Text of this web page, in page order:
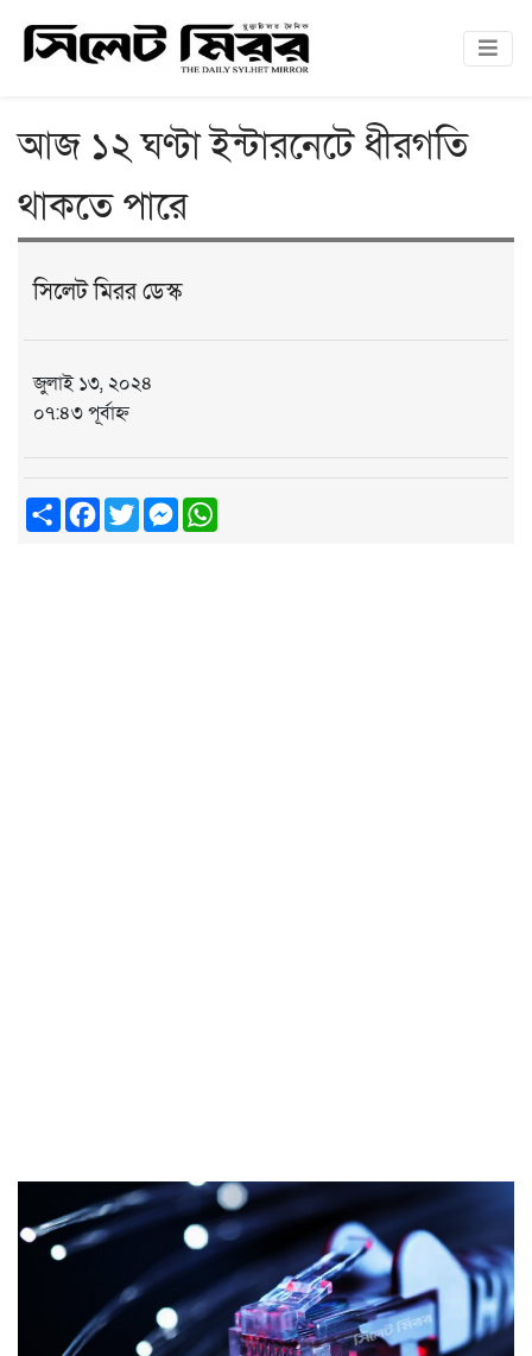
আজ ১২ ঘণ্টা ইন্টারনেটে ধীরগতি
থাকতে পারে
সিলেট মিরর ডেস্ক
জুলাই ১৩, ২০২৪
০৭:৪৩ পূর্বাহ্ন
ShareFacebook
TwitterMessenger